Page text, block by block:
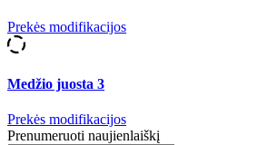
Prekės modifikacijos
Medžio juosta 3
Prekės modifikacijos
Prenumeruoti naujienlaiškį